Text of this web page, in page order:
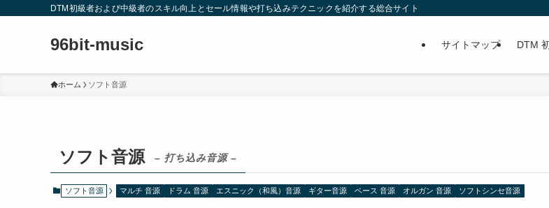
DTM初級者および中級者のスキル向上とセール情報や打ち込みテクニックを紹介する総合サイト
96bit-music サイトマップ DTM
ホーム ソフト音源
ソフト音源 – 打ち込み音源 –
ソフト音源 マルチ 音源 ドラム 音源 エスニック（和風）音源 ギター音源 ベース 音源 オルガン 音源 ソフトシンセ音源